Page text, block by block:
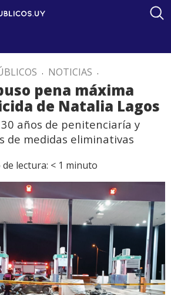
. NOTICIAS .
pena máxima
de Natalia Lagos
años de penitenciaría y
de medidas eliminativas
lectura: < 1 minuto